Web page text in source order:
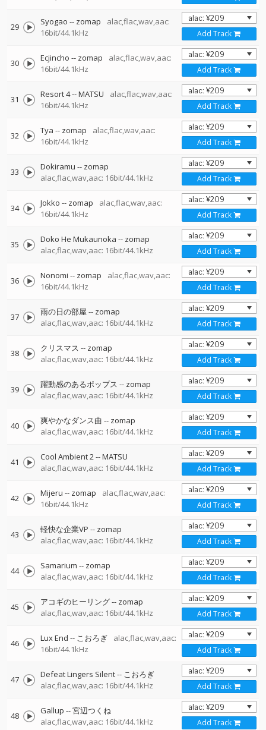
29 Syogao -- zomap
alac,flac,wav,aac:
16bit/44.1kHz
Add Track
30 Ecjincho -- zomap
alac,flac,wav,aac:
16bit/44.1kHz
Add Track
31 Resort 4--MATSU
alac,flac,wav,aac:
16bit/44.1kHz
Add Track
32 Tya -- zomap
alac,flac,wav,aac:
16bit/44.1kHz
Add Track
33 Dokiramu -- zomap
alac,flac,wav,aac: 16bit/44.1kHz
Add Track
34 Jokko -- zomap
alac,flac,wav,aac:
16bit/44.1kHz
Add Track
35 Doko He Mukaunoka -- zomap
alac,flac,wav,aac: 16bit/44.1kHz
Add Track
36 Nonomi -- zomap
alac,flac,wav,aac:
16bit/44.1kHz
Add Track
37 雨の日の部屋 -- zomap
alac,flac,wav,aac: 16bit/44.1kHz
Add Track
38 クリスマス -- zomap
alac,flac,wav,aac: 16bit/44.1kHz
Add Track
39 躍動感のあるポップス -- zomap
alac,flac,wav,aac: 16bit/44.1kHz
Add Track
40 爽やかなダンス曲 -- zomap
alac,flac,wav,aac: 16bit/44.1kHz
Add Track
41 Cool Ambient 2--MATSU
alac,flac,wav,aac: 16bit/44.1kHz
Add Track
42 Mijeru -- zomap
alac,flac,wav,aac:
16bit/44.1kHz
Add Track
43 軽快な企業VP -- zomap
alac,flac,wav,aac: 16bit/44.1kHz
Add Track
44 Samarium -- zomap
alac,flac,wav,aac: 16bit/44.1kHz
Add Track
45 アコギのヒーリング-- zomap
alac,flac,wav,aac: 16bit/44.1kHz
Add Track
46 Lux End -- こおろぎ
alac,flac,wav,aac:
16bit/44.1kHz
Add Track
47 Defeat Lingers Silent-- こおろぎ
alac,flac,wav,aac: 16bit/44.1kHz
Add Track
48 Gallup --宮辺つくね
alac,flac,wav,aac: 16bit/44.1kHz
Add Track